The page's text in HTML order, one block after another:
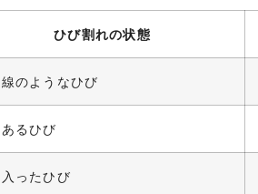
ひび割れの状態
のようなひび
るひび
ったひび